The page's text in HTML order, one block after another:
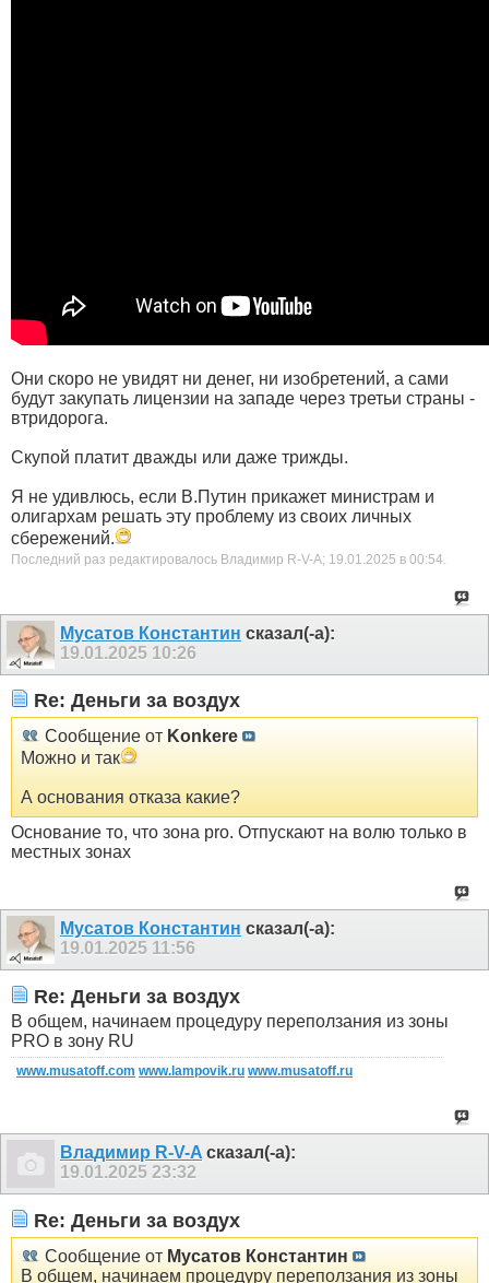
Они скоро не увидят ни денег, ни изобретений, а сами
будут закупать лицензии на западе через третьи страны -
втридорога.
Скупой платит дважды или даже трижды.
Я не удивлюсь, если В.Путин прикажет министрам и
олигархам решать эту проблему из своих личных
сбережений.
Последний раз редактировалось Владимир R-V-A; 19.01.2025 в 00:54.
Мусатов Константин сказал(-а):
19.01.2025 10:26
Re: Деньги за воздух
Сообщение от Konkere
Можно и так
А основания отказа какие?
Основание то, что зона pro. Отпускают на волю только в
местных зонах
Мусатов Константин сказал(-а):
19.01.2025 11:56
Re: Деньги за воздух
В общем, начинаем процедуру переползания из зоны
PRO в зону RU
www.musatoff.com www.lampovik.ru www.musatoff.ru
Владимир R-V-A сказал(-а):
19.01.2025 23:32
Re: Деньги за воздух
Сообщение от Мусатов Константин
В общем, начинаем процедуру переползания из зоны